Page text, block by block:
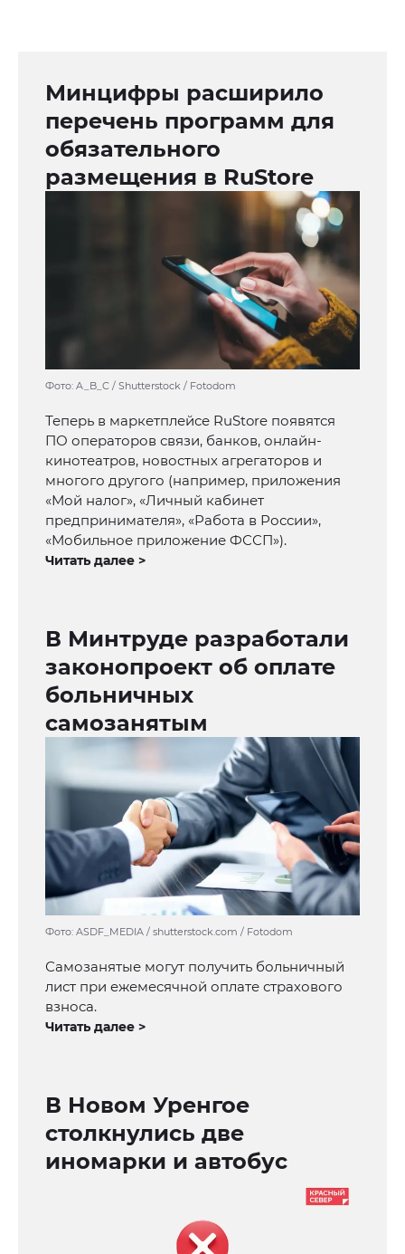
Минцифры расширило
перечень программ для
обязательного
размещения в RuStore
Фото: A_B_C / Shutterstock / Fotodom
Теперь в маркетплейсе RuStore появятся
ПО операторов связи, банков, онлайн-
кинотеатров, новостных агрегаторов и
многого другого (например, приложения
«Мой налог», «Личный кабинет
предпринимателя», «Работа в России»,
«Мобильное приложение ФССП»).
Читать далее >
В Минтруде разработали
законопроект об оплате
больничных
самозанятым
Фото: ASDF_MEDIA / shutterstock.com / Fotodom
Самозанятые могут получить больничный
лист при ежемесячной оплате страхового
взноса.
Читать далее >
В Новом Уренгое
столкнулись две
иномарки и автобус